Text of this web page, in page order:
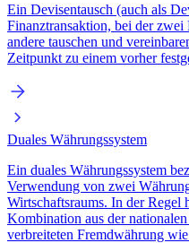
Ein Devisentausch (auch als
Finanztransaktion, bei der zwei
andere tauschen und
Zeitpunkt zu einem vorher
Duales Währungssystem
Ein duales Währungssystem
Verwendung von zwei
Wirtschaftsraums. In der Regel
Kombination aus der
verbreiteten Fremdwährung